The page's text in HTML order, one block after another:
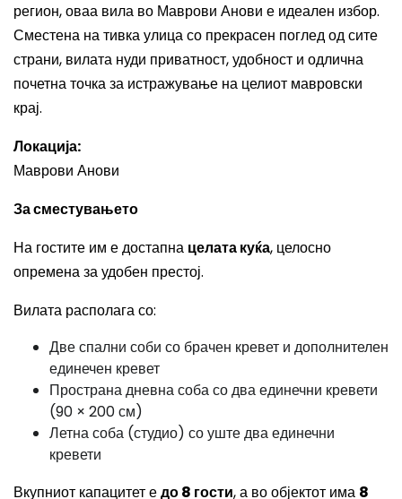
регион, оваа вила во Маврови Анови е идеален избор.
Сместена на тивка улица со прекрасен поглед од сите
страни, вилата нуди приватност, удобност и одлична
почетна точка за истражување на целиот мавровски
крај.
Локација:
Маврови Анови
За сместувањето
На гостите им е достапна целата куќа, целосно
опремена за удобен престој.
Вилата располага со:
Две спални соби со брачен кревет и дополнителен
единечен кревет
Пространа дневна соба со два единечни кревети
(90 × 200 см)
Летна соба (студио) со уште два единечни
кревети
Вкупниот капацитет едо 8 гости, а во објектот има 8